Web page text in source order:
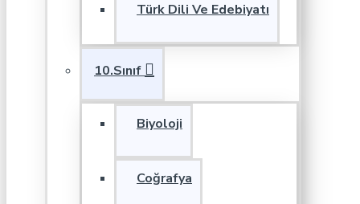
Türk Dili Ve Edebiyatı
10.Sınıf
Biyoloji
Coğrafya